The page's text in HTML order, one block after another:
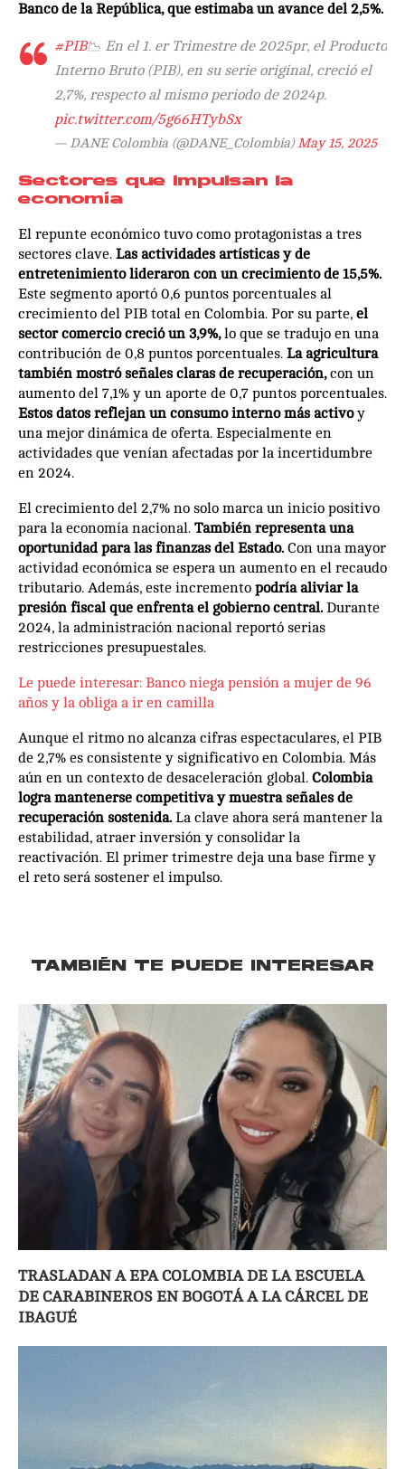
Banco de la República, que estimaba un avance del 2,5%.
#PIB📉 En el 1. er Trimestre de 2025pr, el Producto
Interno Bruto (PIB), en su serie original, creció el
2,7%, respecto al mismo periodo de 2024p.
pic.twitter.com/5g66HTybSx
— DANE Colombia (@DANE_Colombia)May 15, 2025
Sectores que impulsan la
economía
El repunte económico tuvo como protagonistas a tres
sectores clave. Las actividades artísticas y de
entretenimiento lideraron con un crecimiento de 15,5%.
Este segmento aportó 0,6 puntos porcentuales al
crecimiento del PIB total en Colombia. Por su parte, el
sector comercio creció un 3,9%,lo que se tradujo en una
contribución de 0,8 puntos porcentuales. La agricultura
también mostró señales claras de recuperación,con un
aumento del 7,1% y un aporte de 0,7 puntos porcentuales.
Estos datos reflejan un consumo interno más activoy
una mejor dinámica de oferta. Especialmente en
actividades que venían afectadas por la incertidumbre
en 2024.
El crecimiento del 2,7% no solo marca un inicio positivo
para la economía nacional. También representa una
oportunidad para las finanzas del Estado. Con una mayor
actividad económica se espera un aumento en el recaudo
tributario. Además, este incremento podría aliviar la
presión fiscal que enfrenta el gobierno central. Durante
2024, la administración nacional reportó serias
restricciones presupuestales.
Le puede interesar: Banco niega pensión a mujer de 96
años y la obliga a ir en camilla
Aunque el ritmo no alcanza cifras espectaculares, el PIB
de 2,7% es consistente y significativo en Colombia. Más
aún en un contexto de desaceleración global. Colombia
logra mantenerse competitiva y muestra señales de
recuperación sostenida. La clave ahora será mantener la
estabilidad, atraer inversión y consolidar la
reactivación. El primer trimestre deja una base firme y
el reto será sostener el impulso.
TAMBIÉN TE PUEDE INTERESAR
TRASLADAN A EPA COLOMBIA DE LA ESCUELA
DE CARABINEROS EN BOGOTÁ A LA CÁRCEL DE
IBAGUÉ